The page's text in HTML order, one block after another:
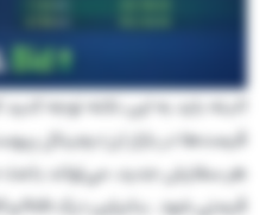
قیمت‌ها در بازار ارز دیجیتال
هر سفارش جدید، می‌تواند